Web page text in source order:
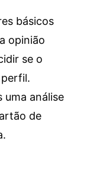
básicos
opinião
se o
uma análise
de